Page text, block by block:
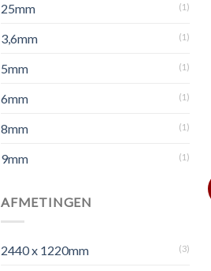
25mm (1)
3,6mm (1)
5mm (1)
6mm (1)
8mm (1)
9mm (1)
AFMETINGEN
2440 x 1220mm (3)